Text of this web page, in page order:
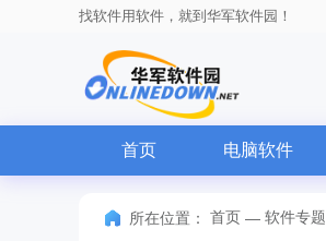
找软件用软件，就到华军软件园！
首页 电脑软件
所在位置： 首页 — 软件专题